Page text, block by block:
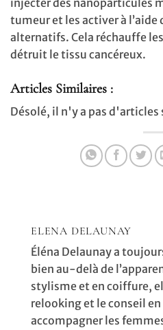
injecter des nanoparticules
tumeur et les activer à
alternatifs. Cela réchauffe
détruit le tissu cancéreux.
Articles Similaires :
Désolé, il n'y a pas
ELENA DELAUNAY
Éléna Delaunay a
bien au-delà de
stylisme et en coiffure,
relooking et le conseil
accompagner les